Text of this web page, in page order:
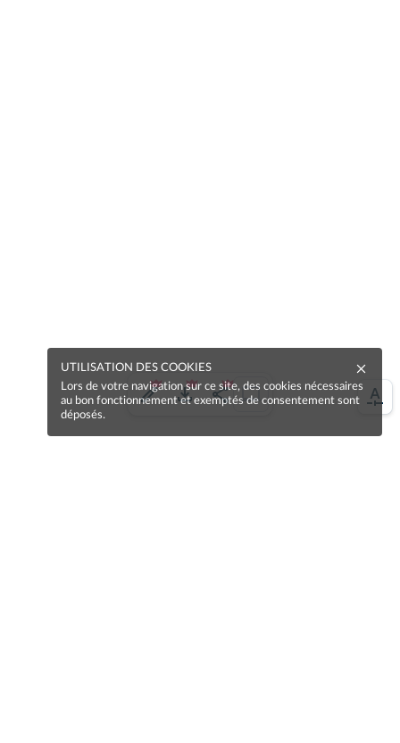
UTILISATION DES COOKIES
Lors de votre navigation sur ce site, des cookies nécessaires
au bon fonctionnement et exemptés de consentement sont
déposés.